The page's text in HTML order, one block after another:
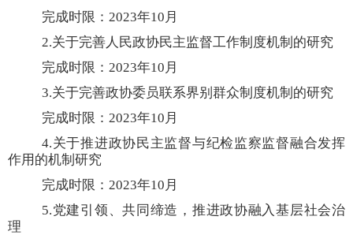
完成时限： 2023年10 月
2.关于完善人民政协民主监督工作制度机制的研究
完成时限： 2023年10 月
3.关于完善政协委员联系界别群众制度机制的研究
完成时限： 2023年10 月
4.关于推进政协民主监督与纪检监察监督融合发挥
作用的机制研究
完成时限： 2023年10 月
5.党建引领、共同缔造，推进政协融入基层社会治
理